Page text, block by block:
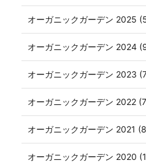
オーガニックガーデン 2025
オーガニックガーデン 2024
オーガニックガーデン 2023
オーガニックガーデン 2022
オーガニックガーデン 2021
オーガニックガーデン 2020